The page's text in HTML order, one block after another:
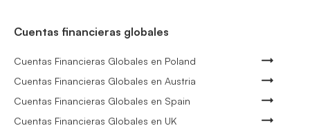
Cuentas financieras globales
Cuentas Financieras Globales en Poland
Cuentas Financieras Globales en Austria
Cuentas Financieras Globales en Spain
Cuentas Financieras Globales en UK